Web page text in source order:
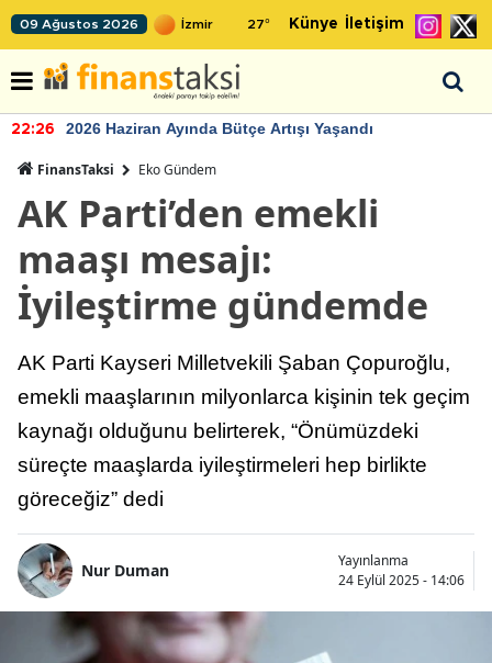
09 Ağustos 2026 27° Künye İletişim
22:26 2026 Haziran Ayında Bütçe Artışı Yaşandı
FinansTaksi Eko Gündem
AK Parti’den emekli
maaşı mesajı:
İyileştirme gündemde
AK Parti Kayseri Milletvekili Şaban Çopuroğlu,
emekli maaşlarının milyonlarca kişinin tek geçim
kaynağı olduğunu belirterek, “Önümüzdeki
süreçte maaşlarda iyileştirmeleri hep birlikte
göreceğiz” dedi
Nur Duman
Yayınlanma
24 Eylül 2025 - 14:06